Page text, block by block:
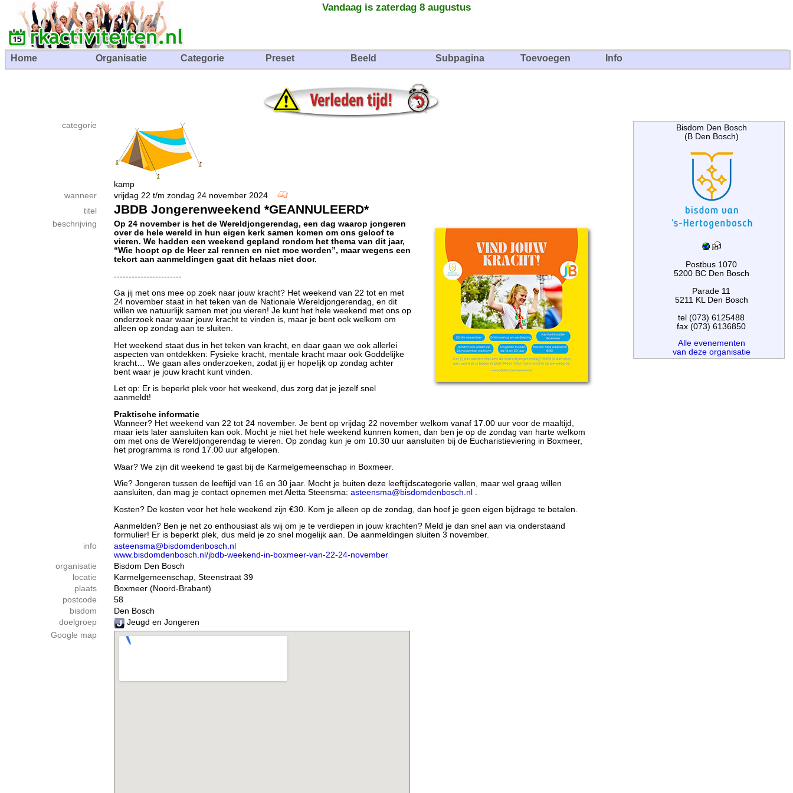
Vandaag is zaterdag 8 augustus
Home Organisatie Categorie Preset Beeld Subpagina Toevoegen Info
categorie
kamp
Bisdom Den Bosch
(B Den Bosch)
Postbus 1070
5200 BC Den Bosch
Parade 11
5211 KL Den Bosch
tel (073) 6125488
fax (073) 6136850
Alle evenementen
van deze organisatie
wanneer
vrijdag 22 t/m zondag 24 november 2024
titel
JBDB Jongerenweekend *GEANNULEERD*
beschrijving
Op 24 november is het de Wereldjongerendag, een dag waarop jongeren
over de hele wereld in hun eigen kerk samen komen om ons geloof te
vieren. We hadden een weekend gepland rondom het thema van dit jaar,
“Wie hoopt op de Heer zal rennen en niet moe worden”, maar wegens een
tekort aan aanmeldingen gaat dit helaas niet door.
-----------------------
Ga jij met ons mee op zoek naar jouw kracht? Het weekend van 22 tot en met
24 november staat in het teken van de Nationale Wereldjongerendag, en dit
willen we natuurlijk samen met jou vieren! Je kunt het hele weekend met ons op
onderzoek naar waar jouw kracht te vinden is, maar je bent ook welkom om
alleen op zondag aan te sluiten.
Het weekend staat dus in het teken van kracht, en daar gaan we ook allerlei
aspecten van ontdekken: Fysieke kracht, mentale kracht maar ook Goddelijke
kracht… We gaan alles onderzoeken, zodat jij er hopelijk op zondag achter
bent waar je jouw kracht kunt vinden.
Let op: Er is beperkt plek voor het weekend, dus zorg dat je jezelf snel
aanmeldt!
Praktische informatie
Wanneer? Het weekend van 22 tot 24 november. Je bent op vrijdag 22 november welkom vanaf 17.00 uur voor de maaltijd,
maar iets later aansluiten kan ook. Mocht je niet het hele weekend kunnen komen, dan ben je op de zondag van harte welkom
om met ons de Wereldjongerendag te vieren. Op zondag kun je om 10.30 uur aansluiten bij de Eucharistieviering in Boxmeer,
het programma is rond 17.00 uur afgelopen.
Waar? We zijn dit weekend te gast bij de Karmelgemeenschap in Boxmeer.
Wie? Jongeren tussen de leeftijd van 16 en 30 jaar. Mocht je buiten deze leeftijdscategorie vallen, maar wel graag willen
aansluiten, dan mag je contact opnemen met Aletta Steensma: asteensma@bisdomdenbosch.nl .
Kosten? De kosten voor het hele weekend zijn €30. Kom je alleen op de zondag, dan hoef je geen eigen bijdrage te betalen.
Aanmelden? Ben je net zo enthousiast als wij om je te verdiepen in jouw krachten? Meld je dan snel aan via onderstaand
formulier! Er is beperkt plek, dus meld je zo snel mogelijk aan. De aanmeldingen sluiten 3 november.
info
asteensma@bisdomdenbosch.nl
www.bisdomdenbosch.nl/jbdb-weekend-in-boxmeer-van-22-24-november
organisatie
Bisdom Den Bosch
locatie
Karmelgemeenschap, Steenstraat 39
plaats
Boxmeer (Noord-Brabant)
postcode
58
bisdom
Den Bosch
doelgroep
Jeugd en Jongeren
Google map